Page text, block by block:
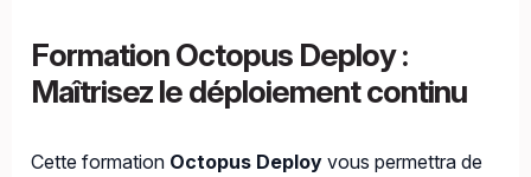
Formation Octopus Deploy :
Maîtrisez le déploiement continu
Cette formation Octopus Deploy vous permettra de